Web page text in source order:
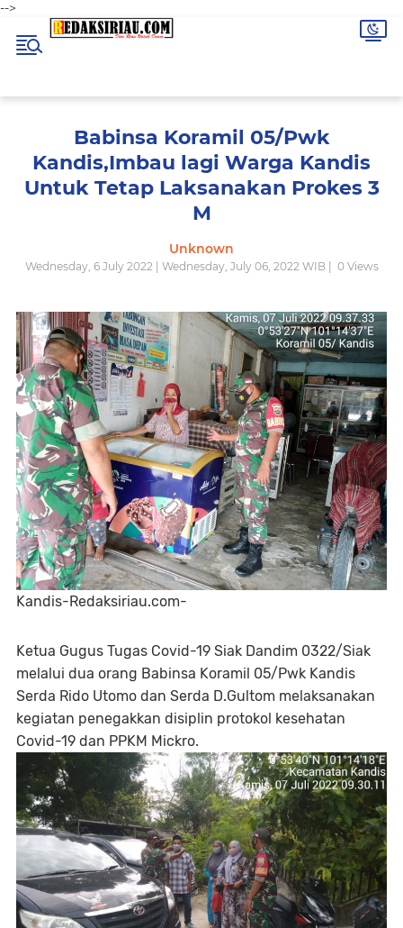
-->
Babinsa Koramil 05/Pwk
Kandis,Imbau lagi Warga Kandis
Untuk Tetap Laksanakan Prokes 3
M
Unknown
Wednesday, 6 July 2022 | Wednesday, July 06, 2022 WIB | 0Views
Kandis-Redaksiriau.com-
Ketua Gugus Tugas Covid-19 Siak Dandim 0322/Siak
melalui dua orang Babinsa Koramil 05/Pwk Kandis
Serda Rido Utomo dan Serda D.Gultom melaksanakan
kegiatan penegakkan disiplin protokol kesehatan
Covid-19 dan PPKM Mickro.